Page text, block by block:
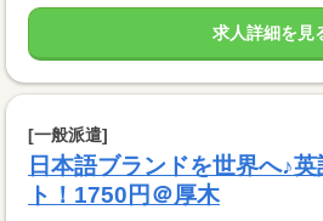
求人詳細を見
[一般派遣]
日本語ブランドを世界へ♪
ト！1750円＠厚木